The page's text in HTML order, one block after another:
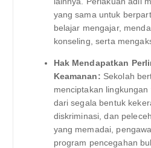
yang sama untuk
belajar mengajar,
konseling, serta
Hak Mendapatkan
Keamanan: Sekolah
menciptakan
dari segala bentuk
diskriminasi, dan
yang memadai,
program pencegahan